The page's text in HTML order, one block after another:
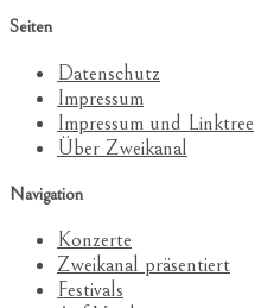
Seiten
Datenschutz
Impressum
Impressum und Linktree
Über Zweikanal
Navigation
Konzerte
Zweikanal präsentiert
Festivals